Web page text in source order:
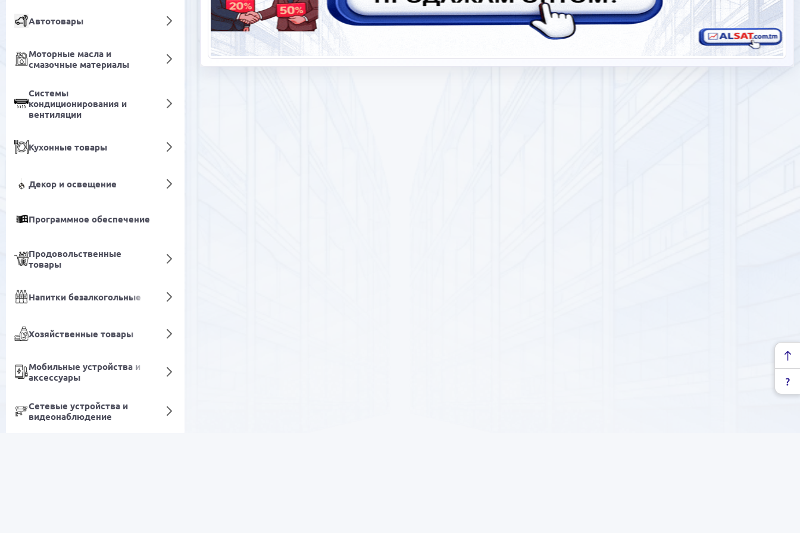
Автотовары
Моторные масла и
смазочные материалы
Системы
кондиционирования и
вентиляции
Кухонные товары
Декор и освещение
Программное обеспечение
Продовольственные
товары
Напитки безалкогольные
Хозяйственные товары
Мобильные устройства и
аксессуары
Сетевые устройства и
видеонаблюдение